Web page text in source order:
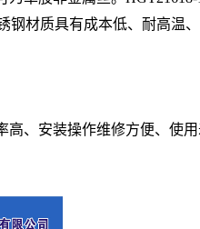
材质具有成本低、耐高温
、安装操作维修方便、使用